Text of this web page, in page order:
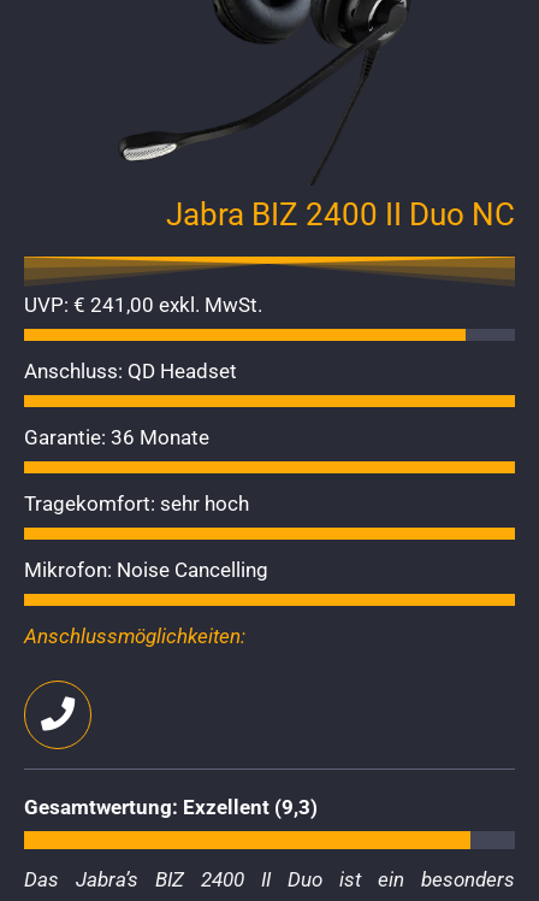
Jabra BIZ 2400 II Duo NC
UVP: € 241,00 exkl. MwSt.
Anschluss: QD Headset
Garantie: 36 Monate
Tragekomfort: sehr hoch
Mikrofon: Noise Cancelling
Anschlussmöglichkeiten:
Gesamtwertung: Exzellent (9,3)
Das Jabra’s BIZ 2400 II Duo ist ein besonders